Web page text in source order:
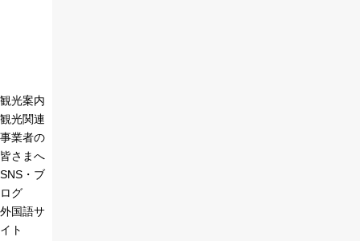
観光案内
観光関連
事業者の
皆さまへ
SNS・ブ
ログ
外国語サ
イト